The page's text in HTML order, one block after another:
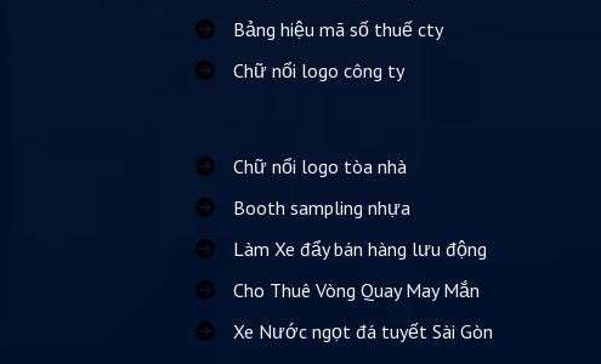
Bảng hiệu mã số thuế cty
Chữ nổi logo công ty
Chữ nổi logo tòa nhà
Booth sampling nhựa
Làm Xe đẩy bán hàng lưu động
Cho Thuê Vòng Quay May Mắn
Xe Nước ngọt đá tuyết Sài Gòn